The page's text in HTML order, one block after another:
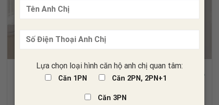
Lựa chọn loại hình căn hộ anh chị quan tâm:
Căn 1PN Căn 2PN, 2PN+1
Căn 3PN
Ý TƯỞNG THIẾT KẾ
Kinh nghiệm khi sử dụng dịch vụ thiết kế nội thất căn hộ
chung cư dành cho bạn
Trong những năm gần đây, cácdịch vụ thiết kế nội thất